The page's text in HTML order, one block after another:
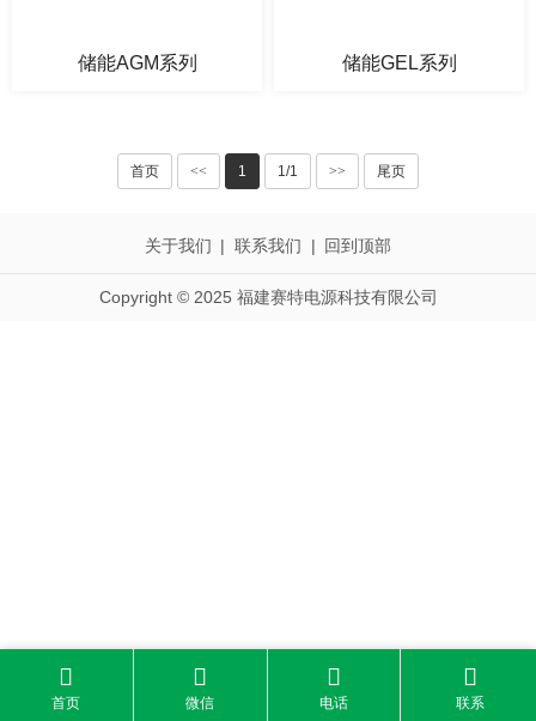
储能AGM系列 储能GEL系列
首页 << 1 1/1 >> 尾页
关于我们 | 联系我们 | 回到顶部
Copyright © 2025 福建赛特电源科技有限公司

首页

微信

电话

联系